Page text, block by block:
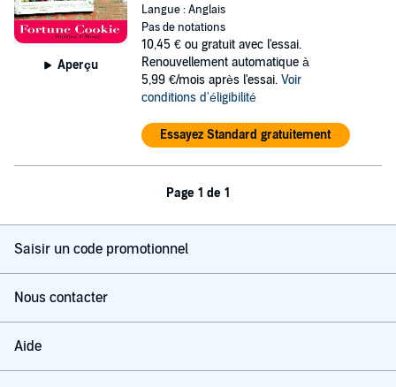
Aperçu
Langue : Anglais
Pas de notations
10,45 € ou gratuit avec l'essai.
Renouvellement automatique à
5,99 €/mois après l'essai. Voir
conditions d'éligibilité
Essayez Standard gratuitement
Page 1 de 1
Saisir un code promotionnel
Nous contacter
Aide